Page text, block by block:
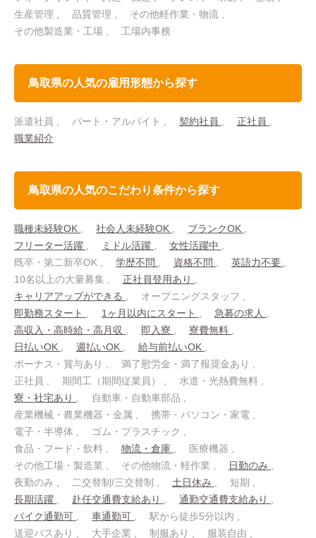
生産管理
品質管理
その他軽作業・物流
その他製造業・工場
工場内事務
鳥取県の人気の雇用形態から探す
派遣社員 パート・アルバイト 契約社員
正社員
職業紹介
鳥取県の人気のこだわり条件から探す
職種未経験OK 社会人未経験OK
ブランクOK
フリーター活躍
ミドル活躍
女性活躍中
既卒・第二新卒OK
学歴不問 資格不問
英語力不要
10名以上の大量募集
正社員登用あり
キャリアアップができる
オープニングスタッフ
即勤務スタート
1ヶ月以内にスタート
急募の求人
高収入・高時給・高月収
即入寮
寮費無料
日払いOK
週払いOK
給与前払いOK
ボーナス・賞与あり
満了慰労金・満了報奨金あり
正社員
期間工（期間従業員）
水道・光熱費無料
寮・社宅あり
自動車・自動車部品
産業機械・農業機器・金属
携帯・パソコン・家電
電子・半導体
ゴム・プラスチック
食品・フード・飲料
物流・倉庫
医療機器
その他工場・製造業
その他物流・軽作業
日勤のみ
夜勤のみ
二交替制/三交替制 土日休み
短期
長期活躍
赴任交通費支給あり
通勤交通費支給あり
バイク通勤可
車通勤可
駅から徒歩5分以内
送迎バスあり
大手企業 制服あり
服装自由